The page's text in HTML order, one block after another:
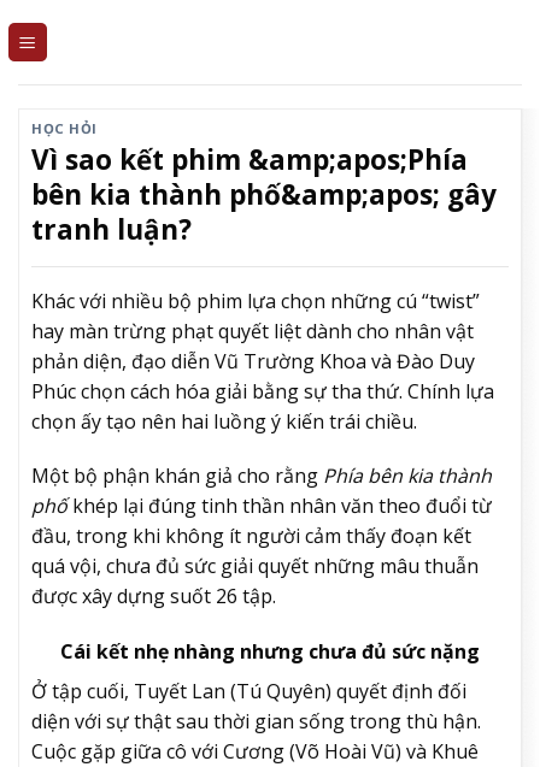
HỌC HỎI
Vì sao kết phim &amp;apos;Phía
bên kia thành phố&amp;apos; gây
tranh luận?
Khác với nhiều bộ phim lựa chọn những cú “twist”
hay màn trừng phạt quyết liệt dành cho nhân vật
phản diện, đạo diễn Vũ Trường Khoa và Đào Duy
Phúc chọn cách hóa giải bằng sự tha thứ. Chính lựa
chọn ấy tạo nên hai luồng ý kiến trái chiều.
Một bộ phận khán giả cho rằng Phía bên kia thành
phốkhép lại đúng tinh thần nhân văn theo đuổi từ
đầu, trong khi không ít người cảm thấy đoạn kết
quá vội, chưa đủ sức giải quyết những mâu thuẫn
được xây dựng suốt 26 tập.
Cái kết nhẹ nhàng nhưng chưa đủ sức nặng
Ở tập cuối, Tuyết Lan (Tú Quyên) quyết định đối
diện với sự thật sau thời gian sống trong thù hận.
Cuộc gặp giữa cô với Cương (Võ Hoài Vũ) và Khuê